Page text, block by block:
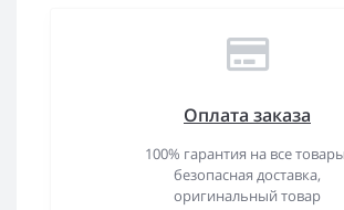
Оплата заказа
100% гарантия на все
безопасная доставка,
оригинальный товар